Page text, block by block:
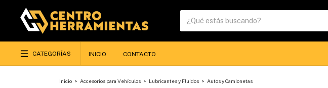
CATEGORÍAS INICIO CONTACTO
Inicio > Accesorios para Vehículos > Lubricantes y Fluidos > Autos y Camionetas